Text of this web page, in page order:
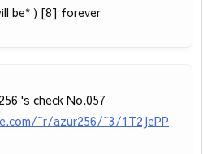
be* ) [8] forever
's check No.057
~r/azur256/~3/1T2JePP